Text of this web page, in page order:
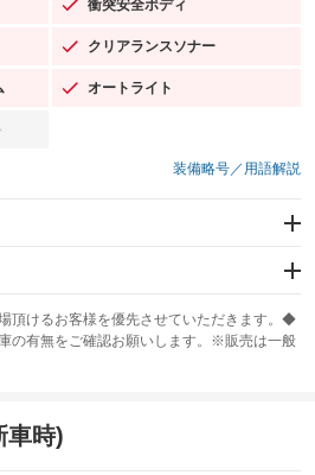
衝突安全ボディ
：装備あり
クリアランスソナー
：装備あり
オートライト
：装備あり
装備略号／用語解説
サイド
ABS
頂けるお客様を優先させていただきます。◆
の有無をご確認お願いします。※販売は一般
車時)